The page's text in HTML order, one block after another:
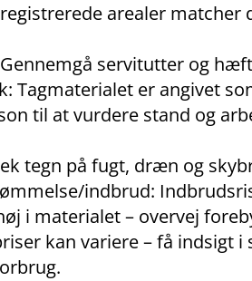
registrerede arealer
servitutter og
Tagmaterialet er angivet
til at vurdere stand og
tegn på fugt, dræn og
indbrud:
i materialet – overvej
kan variere – få indsigt i